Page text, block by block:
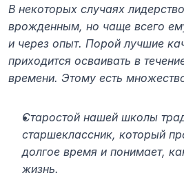
В некоторых случаях
врожденным, но чаще всего
и через опыт. Порой лучшие
приходится осваивать в
времени. Этому есть
Старостой нашей школы
старшеклассник, который
долгое время и понимает,
жизнь.